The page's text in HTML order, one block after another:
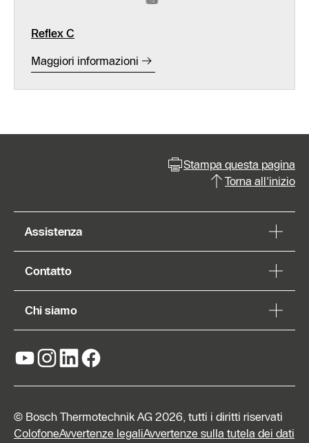
Reflex C
Maggiori informazioni
Stampa questa pagina
Torna all'inizio
Assistenza
Contatto
Chi siamo
© Bosch Thermotechnik AG 2026, tutti i diritti riservati
ColofoneAvvertenze legaliAvvertenze sulla tutela dei dati